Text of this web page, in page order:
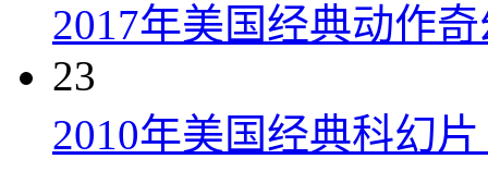
2017年美国经典动作
23
2010年美国经典科幻